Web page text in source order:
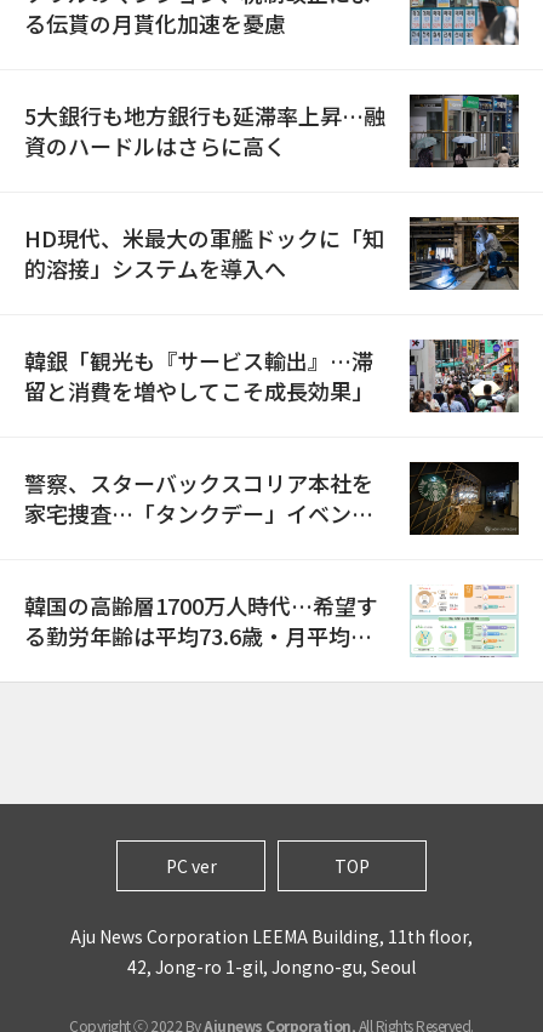
る伝貰の月貰化加速を憂慮
5大銀行も地方銀行も延滞率上昇…融
資のハードルはさらに高く
HD現代、米最大の軍艦ドックに「知
的溶接」システムを導入へ
韓銀「観光も『サービス輸出』…滞
留と消費を増やしてこそ成長効果」
警察、スターバックスコリア本社を
家宅捜査…「タンクデー」イベント
韓国の高齢層1700万人時代…希望す
る勤労年齢は平均73.6歳・月平均賃
PC ver TOP
Aju News Corporation LEEMA Building, 11th floor,
42, Jong-ro 1-gil, Jongno-gu, Seoul
Copyright ⓒ 2022 ByAjunews Corporation, All Rights Reserved.